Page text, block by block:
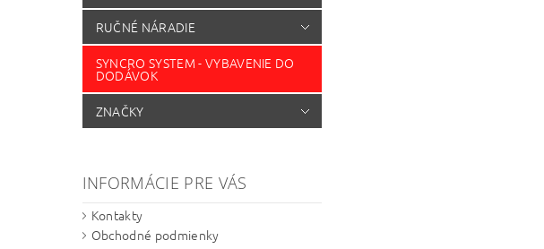
RUČNÉ NÁRADIE
SYNCRO SYSTEM - VYBAVENIE DO
DODÁVOK
ZNAČKY
INFORMÁCIE PRE VÁS
Kontakty
Obchodné podmienky